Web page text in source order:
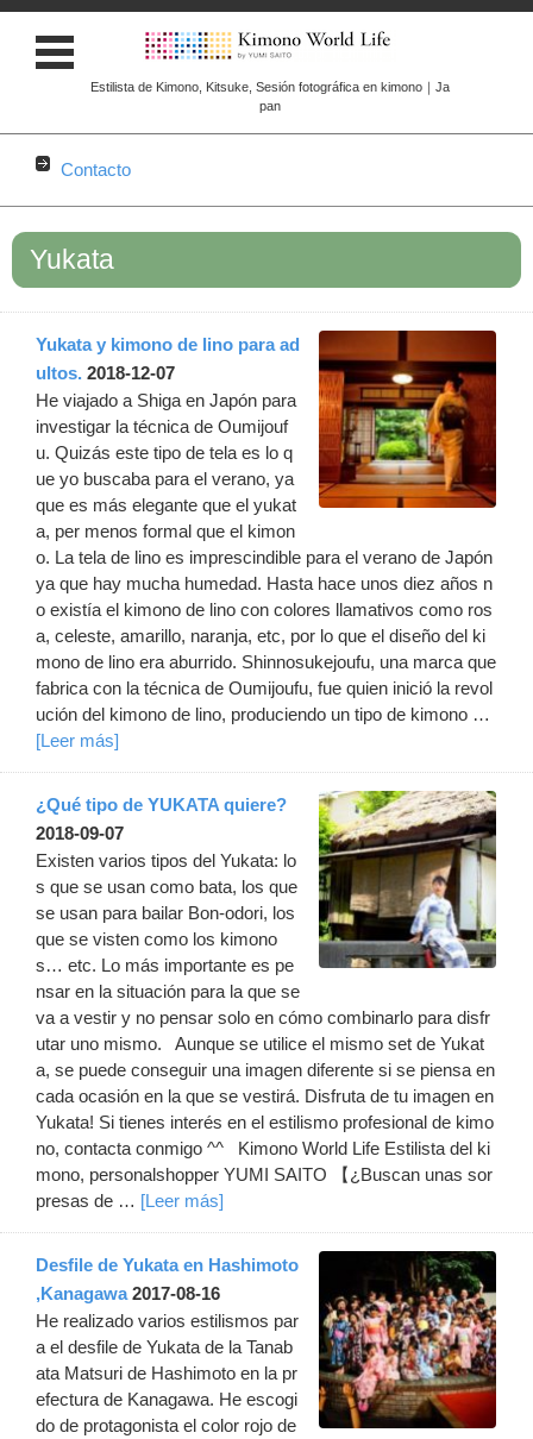
Estilista de Kimono, Kitsuke, Sesión fotográfica en kimono｜Ja
pan
Contacto
Skip to content
Yukata
Yukata y kimono de lino para ad
ultos. 2018-12-07
He viajado a Shiga en Japón para
investigar la técnica de Oumijouf
u. Quizás este tipo de tela es lo q
ue yo buscaba para el verano, ya
que es más elegante que el yukat
a, per menos formal que el kimon
o. La tela de lino es imprescindible para el verano de Japón
ya que hay mucha humedad. Hasta hace unos diez años n
o existía el kimono de lino con colores llamativos como ros
a, celeste, amarillo, naranja, etc, por lo que el diseño del ki
mono de lino era aburrido. Shinnosukejoufu, una marca que
fabrica con la técnica de Oumijoufu, fue quien inició la revol
ución del kimono de lino, produciendo un tipo de kimono …
[Leer más]
¿Qué tipo de YUKATA quiere?
2018-09-07
Existen varios tipos del Yukata: lo
s que se usan como bata, los que
se usan para bailar Bon-odori, los
que se visten como los kimono
s… etc. Lo más importante es pe
nsar en la situación para la que se
va a vestir y no pensar solo en cómo combinarlo para disfr
utar uno mismo. Aunque se utilice el mismo set de Yukat
a, se puede conseguir una imagen diferente si se piensa en
cada ocasión en la que se vestirá. Disfruta de tu imagen en
Yukata! Si tienes interés en el estilismo profesional de kimo
no, contacta conmigo ^^ Kimono World Life Estilista del ki
mono, personalshopper YUMI SAITO 【¿Buscan unas sor
presas de … [Leer más]
Desfile de Yukata en Hashimoto
,Kanagawa 2017-08-16
He realizado varios estilismos par
a el desfile de Yukata de la Tanab
ata Matsuri de Hashimoto en la pr
efectura de Kanagawa. He escogi
do de protagonista el color rojo de